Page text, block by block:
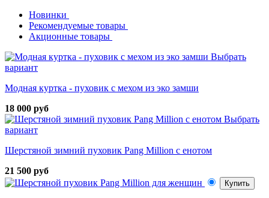
Новинки
Рекомендуемые товары
Акционные товары
Выбрать
вариант
Модная куртка - пуховик с мехом из эко замши
18 000 руб
Выбрать
вариант
Шерстяной зимний пуховик Pang Million с енотом
21 500 руб
Купить